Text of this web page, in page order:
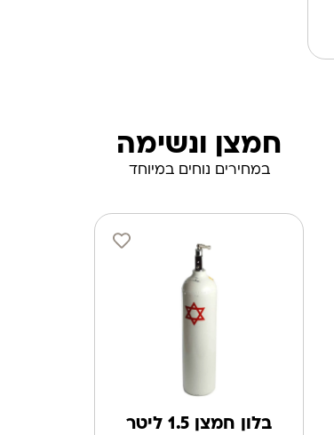
חמצן ונשימה
במחירים נוחים במיוחד
בלון חמצן 1.5 ליטר